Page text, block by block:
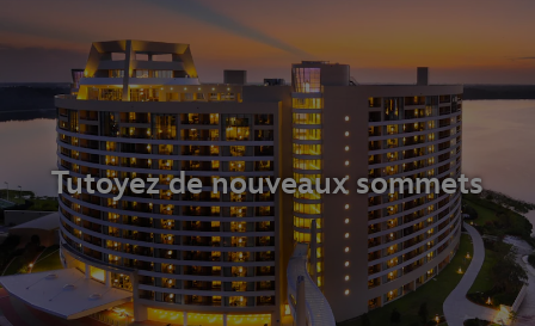
Tutoyez de nouveaux sommets